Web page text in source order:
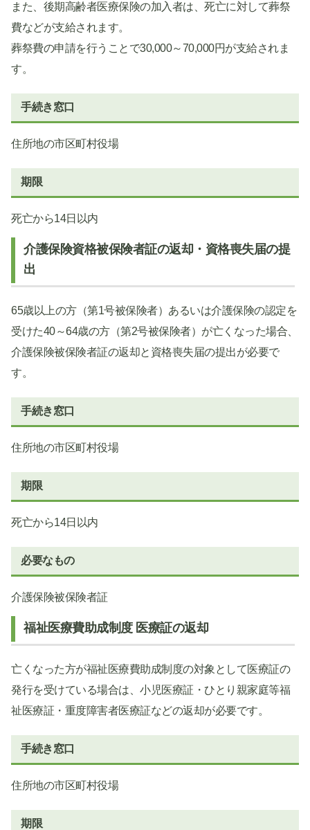
また、後期高齢者医療保険の加入者は、死亡に対して葬祭
費などが支給されます。
葬祭費の申請を行うことで30,000～70,000円が支給されま
す。
手続き窓口
住所地の市区町村役場
期限
死亡から14日以内
介護保険資格被保険者証の返却・資格喪失届の提
出
65歳以上の方（第1号被保険者）あるいは介護保険の認定を
受けた40～64歳の方（第2号被保険者）が亡くなった場合、
介護保険被保険者証の返却と資格喪失届の提出が必要で
す。
手続き窓口
住所地の市区町村役場
期限
死亡から14日以内
必要なもの
介護保険被保険者証
福祉医療費助成制度 医療証の返却
亡くなった方が福祉医療費助成制度の対象として医療証の
発行を受けている場合は、小児医療証・ひとり親家庭等福
祉医療証・重度障害者医療証などの返却が必要です。
手続き窓口
住所地の市区町村役場
期限